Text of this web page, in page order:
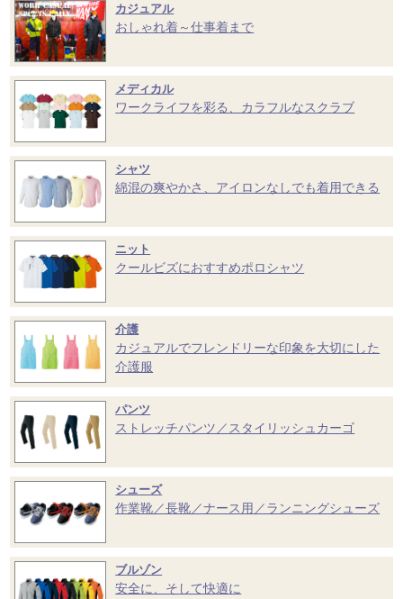
カジュアル
おしゃれ着～仕事着まで
メディカル
ワークライフを彩る、カラフルなスクラブ
シャツ
綿混の爽やかさ、アイロンなしでも着用できる
ニット
クールビズにおすすめポロシャツ
介護
カジュアルでフレンドリーな印象を大切にした
介護服
パンツ
ストレッチパンツ／スタイリッシュカーゴ
シューズ
作業靴／長靴／ナース用／ランニングシューズ
ブルゾン
安全に、そして快適に